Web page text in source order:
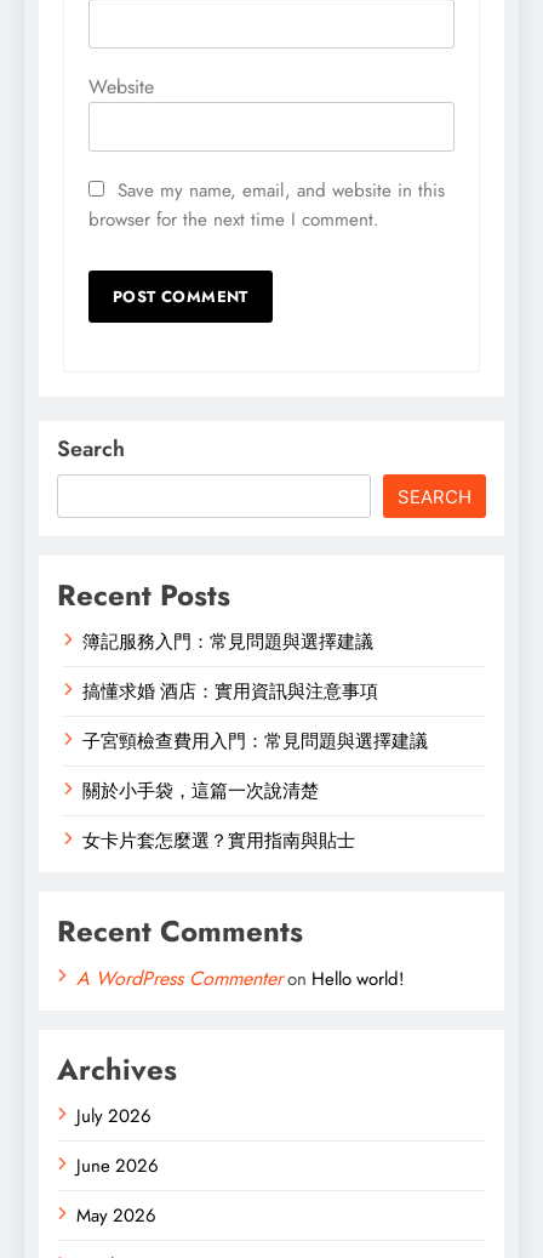
Website
Save my name, email, and website in this
browser for the next time I comment.
Search
SEARCH
Recent Posts
簿記服務入門：常見問題與選擇建議
搞懂求婚 酒店：實用資訊與注意事項
子宮頸檢查費用入門：常見問題與選擇建議
關於小手袋，這篇一次說清楚
女卡片套怎麼選？實用指南與貼士
Recent Comments
A WordPress Commenteron Hello world!
Archives
July 2026
June 2026
May 2026